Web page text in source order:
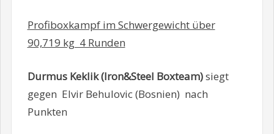
Profiboxkampf im Schwergewicht über
90,719 kg 4 Runden
Durmus Keklik (Iron&Steel Boxteam)siegt
gegen Elvir Behulovic (Bosnien) nach
Punkten